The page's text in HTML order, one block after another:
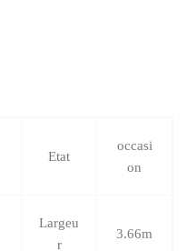
Etat
occasi
on
Largeu
r
3.66m